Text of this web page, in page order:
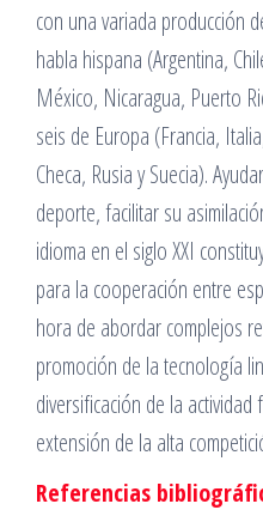
con una variada producción
habla hispana (Argentina,
México, Nicaragua, Puerto
seis de Europa (Francia,
Checa, Rusia y Suecia).
deporte, facilitar su
idioma en el siglo XXI
para la cooperación entre
hora de abordar complejos
promoción de la tecnología
diversificación de la
extensión de la alta
Referencias